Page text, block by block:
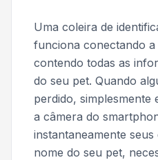
Uma coleira de
funciona conectando a
contendo todas as
do seu pet. Quando
perdido, simplesmente
a câmera do
instantaneamente
nome do seu pet,